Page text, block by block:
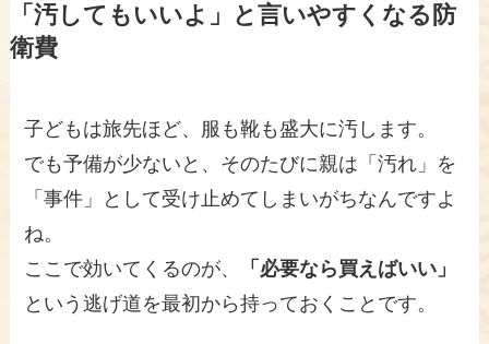
「汚してもいいよ」と言いやすくなる防
衛費
子どもは旅先ほど、服も靴も盛大に汚します。
でも予備が少ないと、そのたびに親は「汚れ」を
「事件」として受け止めてしまいがちなんですよ
ね。
ここで効いてくるのが、
「必要なら買えばいい」
という逃げ道を最初から持っておくことです。